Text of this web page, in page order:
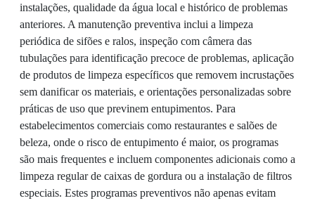
instalações, qualidade da água local e histórico de problemas
anteriores. A manutenção preventiva inclui a limpeza
periódica de sifões e ralos, inspeção com câmera das
tubulações para identificação precoce de problemas, aplicação
de produtos de limpeza específicos que removem incrustações
sem danificar os materiais, e orientações personalizadas sobre
práticas de uso que previnem entupimentos. Para
estabelecimentos comerciais como restaurantes e salões de
beleza, onde o risco de entupimento é maior, os programas
são mais frequentes e incluem componentes adicionais como a
limpeza regular de caixas de gordura ou a instalação de filtros
especiais. Estes programas preventivos não apenas evitam